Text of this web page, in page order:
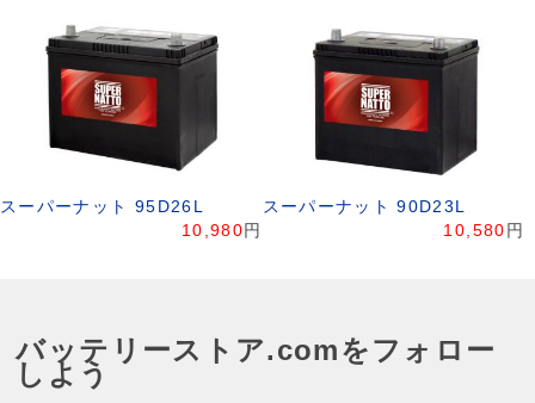
スーパーナット 95D26L
10,980 円
スーパーナット 90D23L
10,580 円
バッテリーストア.comをフォロー
しよう